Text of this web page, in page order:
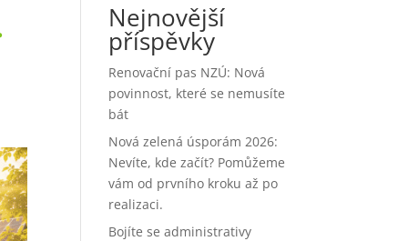
Nejnovější
příspěvky
Renovační pas NZÚ: Nová
povinnost, které se nemusíte
bát
Nová zelená úsporám 2026:
Nevíte, kde začít? Pomůžeme
vám od prvního kroku až po
realizaci.
Bojíte se administrativy